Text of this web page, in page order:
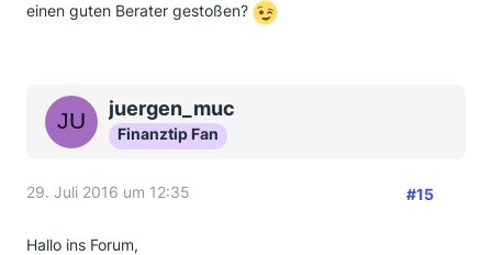
einen guten Berater gestoßen?
juergen_muc
Finanztip Fan
29. Juli 2016 um 12:35 #15
Hallo ins Forum,